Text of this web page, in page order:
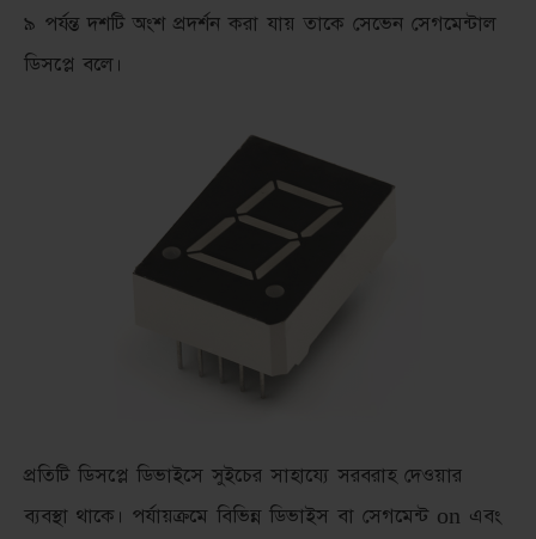
৯ পর্যন্ত দশটি অংশ প্রদর্শন করা যায় তাকে সেভেন সেগমেন্টাল
ডিসপ্লে বলে।
প্রতিটি ডিসপ্লে ডিভাইসে সুইচের সাহায্যে সরবরাহ দেওয়ার
ব্যবস্থা থাকে। পর্যায়ক্রমে বিভিন্ন ডিভাইস বা সেগমেন্ট on এবং